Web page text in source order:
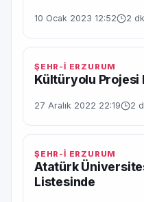
10 Ocak 2023 12:52 2 dk
ŞEHR-İ ERZURUM
Kültüryolu Projesi
27 Aralık 2022 22:19 2
ŞEHR-İ ERZURUM
Atatürk
Listesinde